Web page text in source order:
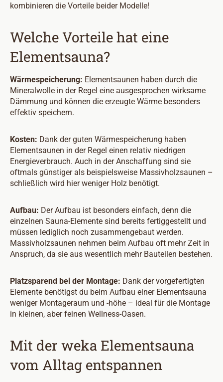
kombinieren die Vorteile beider Modelle!
Welche Vorteile hat eine
Elementsauna?
Wärmespeicherung: Elementsaunen haben durch die
Mineralwolle in der Regel eine ausgesprochen wirksame
Dämmung und können die erzeugte Wärme besonders
effektiv speichern.
Kosten: Dank der guten Wärmespeicherung haben
Elementsaunen in der Regel einen relativ niedrigen
Energieverbrauch. Auch in der Anschaffung sind sie
oftmals günstiger als beispielsweise Massivholzsaunen –
schließlich wird hier weniger Holz benötigt.
Aufbau: Der Aufbau ist besonders einfach, denn die
einzelnen Sauna-Elemente sind bereits fertiggestellt und
müssen lediglich noch zusammengebaut werden.
Massivholzsaunen nehmen beim Aufbau oft mehr Zeit in
Anspruch, da sie aus wesentlich mehr Bauteilen bestehen.
Platzsparend bei der Montage: Dank der vorgefertigten
Elemente benötigst du beim Aufbau einer Elementsauna
weniger Montageraum und -höhe – ideal für die Montage
in kleinen, aber feinen Wellness-Oasen.
Mit der weka Elementsauna
vom Alltag entspannen